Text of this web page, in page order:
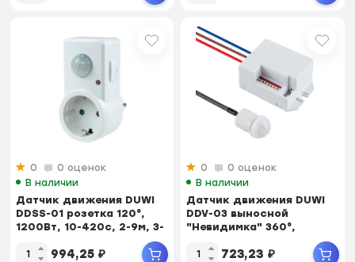
0
0 оценок
В наличии
Датчик движения DUWI
DDSS-01 розетка 120°,
1200Вт, 10-420с, 2-9м, 3-
994,25 ₽
0
0 оценок
В наличии
Датчик движения DUWI
DDV-03 выносной
"Невидимка" 360°,
723,23 ₽